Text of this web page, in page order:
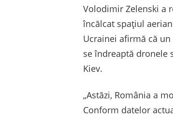
Volodimir Zelenski a
încălcat spațiul
Ucrainei afirmă că
se îndreaptă dronele
Kiev.
„Astăzi, România a
Conform datelor